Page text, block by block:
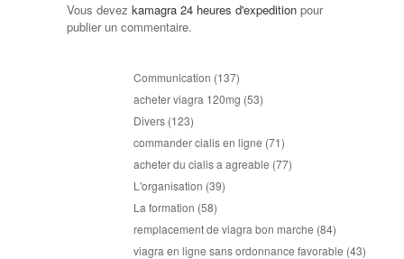
Vous devez kamagra 24 heures d'expedition pour
publier un commentaire.
Communication (137)
acheter viagra 120mg (53)
Divers (123)
commander cialis en ligne (71)
acheter du cialis a agreable (77)
L'organisation (39)
La formation (58)
remplacement de viagra bon marche (84)
viagra en ligne sans ordonnance favorable (43)